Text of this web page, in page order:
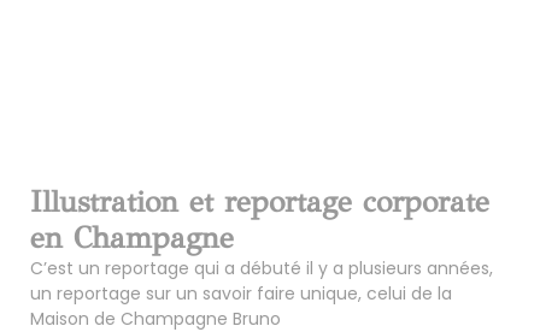
Illustration et reportage corporate
en Champagne
C’est un reportage qui a débuté il y a plusieurs années,
un reportage sur un savoir faire unique, celui de la
Maison de Champagne Bruno